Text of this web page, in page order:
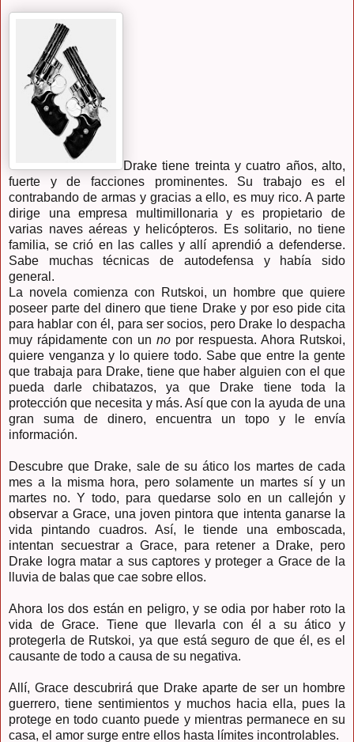
Drake tiene treinta y cuatro años, alto,
fuerte y de facciones prominentes. Su trabajo es el
contrabando de armas y gracias a ello, es muy rico. A parte
dirige una empresa multimillonaria y es propietario de
varias naves aéreas y helicópteros. Es solitario, no tiene
familia, se crió en las calles y allí aprendió a defenderse.
Sabe muchas técnicas de autodefensa y había sido
general.
La novela comienza con Rutskoi, un hombre que quiere
poseer parte del dinero que tiene Drake y por eso pide cita
para hablar con él, para ser socios, pero Drake lo despacha
muy rápidamente con un no por respuesta. Ahora Rutskoi,
quiere venganza y lo quiere todo. Sabe que entre la gente
que trabaja para Drake, tiene que haber alguien con el que
pueda darle chibatazos, ya que Drake tiene toda la
protección que necesita y más. Así que con la ayuda de una
gran suma de dinero, encuentra un topo y le envía
información.
Descubre que Drake, sale de su ático los martes de cada
mes a la misma hora, pero solamente un martes sí y un
martes no. Y todo, para quedarse solo en un callejón y
observar a Grace, una joven pintora que intenta ganarse la
vida pintando cuadros. Así, le tiende una emboscada,
intentan secuestrar a Grace, para retener a Drake, pero
Drake logra matar a sus captores y proteger a Grace de la
lluvia de balas que cae sobre ellos.
Ahora los dos están en peligro, y se odia por haber roto la
vida de Grace. Tiene que llevarla con él a su ático y
protegerla de Rutskoi, ya que está seguro de que él, es el
causante de todo a causa de su negativa.
Allí, Grace descubrirá que Drake aparte de ser un hombre
guerrero, tiene sentimientos y muchos hacia ella, pues la
protege en todo cuanto puede y mientras permanece en su
casa, el amor surge entre ellos hasta límites incontrolables.